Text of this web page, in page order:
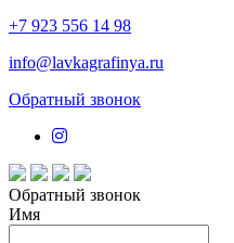
+7 923 556 14 98
info@lavkagrafinya.ru
Обратный звонок
Обратный звонок
Имя